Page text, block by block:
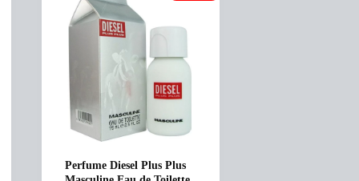
Perfume Diesel Plus Plus